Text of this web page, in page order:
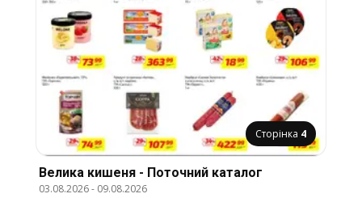
Сторінка 4
Велика кишеня - Поточний каталог
03.08.2026- 09.08.2026